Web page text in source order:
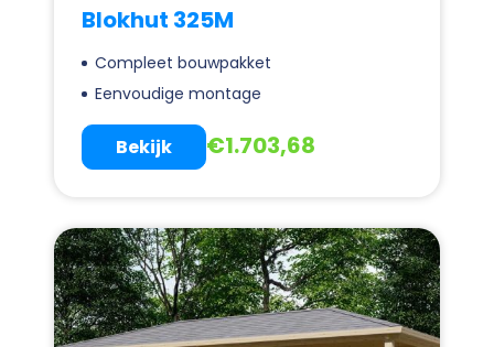
Blokhut 325M
Compleet bouwpakket
Eenvoudige montage
€1.703,68
Bekijk